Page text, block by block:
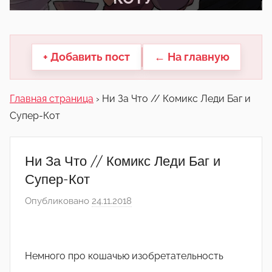
другие.
+ Добавить пост ← На главную
Главная страница › Ни За Что // Комикс Леди Баг и
Супер-Кот
Ни За Что // Комикс Леди Баг и
Супер-Кот
Опубликовано 24.11.2018
Немного про кошачью изобретательность